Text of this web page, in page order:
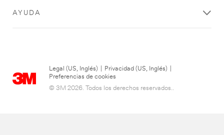
AYUDA
Legal (US, Inglés) Privacidad (US, Inglés)
Preferencias de cookies
© 3M 2026. Todos los derechos reservados..